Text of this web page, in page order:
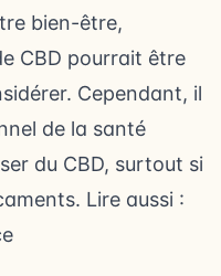
bien-être,
CBD pourrait être
Cependant, il
de la santé
du CBD, surtout si
Lire aussi :